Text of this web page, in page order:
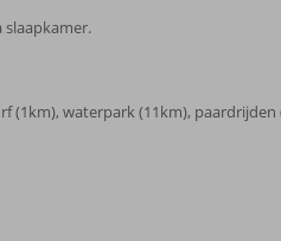
(1km), waterpark (11km), paardrijden